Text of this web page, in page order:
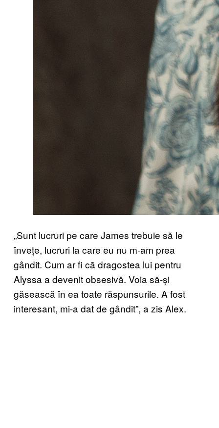
„Sunt lucruri pe care James trebuie să le
învețe, lucruri la care eu nu m-am prea
gândit. Cum ar fi că dragostea lui pentru
Alyssa a devenit obsesivă. Voia să-și
găsească în ea toate răspunsurile. A fost
interesant, mi-a dat de gândit”, a zis Alex.